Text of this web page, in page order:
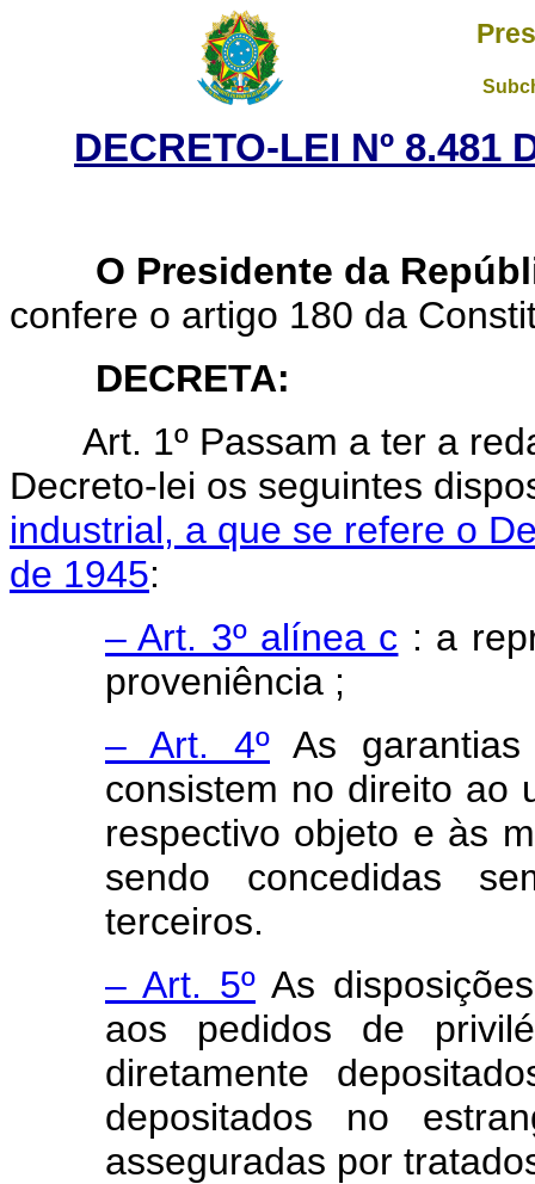
DECRETO-LEI Nº 8.481
O Presidente da
confere o artigo 180 da
DECRETA:
Art. 1º Passam a ter a
Decreto-lei os seguintes
industrial, a que se refere o
de 1945:
– Art. 3º alínea c : a
proveniência ;
– Art. 4º As
consistem no direito ao
respectivo objeto e às
sendo concedidas
terceiros.
– Art. 5º As
aos pedidos de
diretamente
depositados no
asseguradas por